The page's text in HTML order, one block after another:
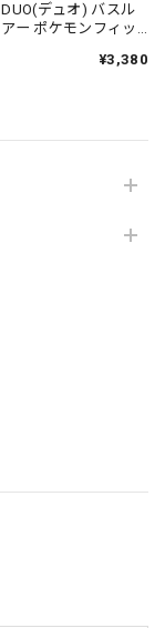
DUO(デュオ) バスル
アー ポケモンフィッ
¥3,380